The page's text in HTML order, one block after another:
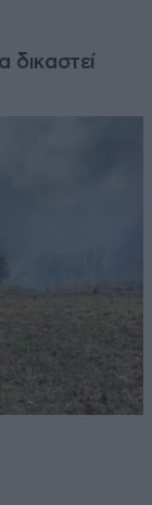
δικαστεί